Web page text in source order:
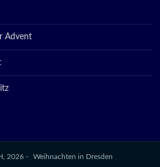
Advent
2026 - Weihnachten in Dresden